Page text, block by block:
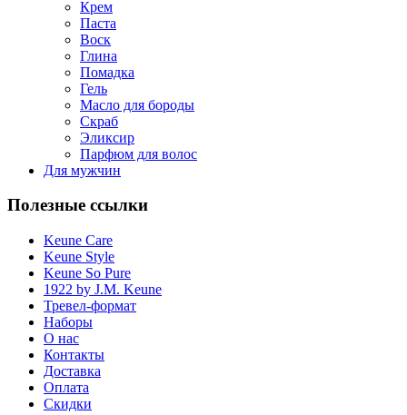
Крем
Паста
Воск
Глина
Помадка
Гель
Масло для бороды
Cкраб
Эликсир
Парфюм для волос
Для мужчин
Полезные ссылки
Keune Care
Keune Style
Keune So Pure
1922 by J.M. Keune
Тревел-формат
Наборы
О нас
Контакты
Доставка
Оплата
Скидки